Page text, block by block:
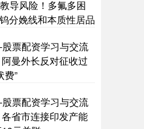
导风险！多氟多困
分娩线和本质性居品
票配资学习与交流
曼外长反对征收过
费”
票配资学习与交流
省市连接印发产能